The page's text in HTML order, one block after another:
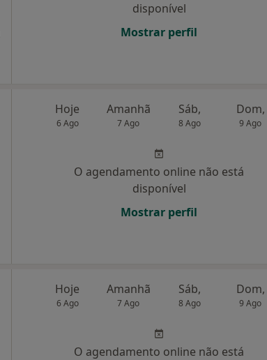
disponível
Mostrar perfil
Hoje
6 Ago
Amanhã
7 Ago
Sáb,
8 Ago
Dom,
9 Ago
O agendamento online não está
disponível
Mostrar perfil
Hoje
6 Ago
Amanhã
7 Ago
Sáb,
8 Ago
Dom,
9 Ago
O agendamento online não está